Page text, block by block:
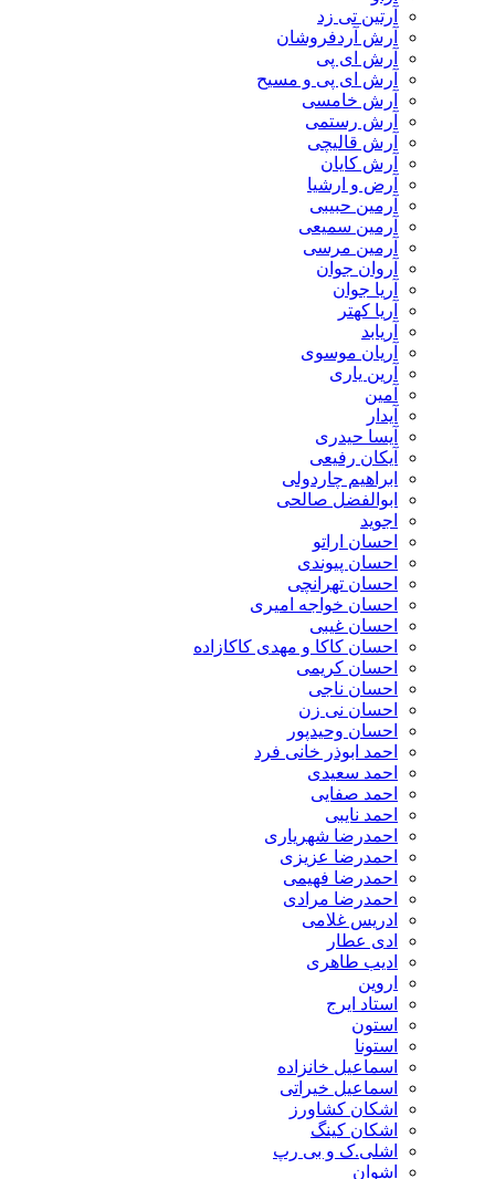
آرتین تی زد
آرش آردفروشان
آرش ای پی
آرش ای پی و مسیح
آرش خامسی
آرش رستمی
آرش قالیچی
آرش کایان
​آرض و ارشیا
آرمین حبیبی
آرمین سمیعی
آرمین مرسی
آروان جوان
آریا جوان
آریا کهتر
آریان موسوی
آرین یاری
آیسا حیدری
آیکان رفیعی
ابراهیم چاردولی
ابوالفضل صالحی
احسان اراتو
احسان پیوندی
احسان تهرانچی
احسان خواجه امیری
احسان غیبی
احسان کاکا و مهدی کاکازاده
احسان کریمی
احسان ناجی
احسان نی زن
احسان وحیدپور
احمد ابوذر خانی فرد
احمد سعیدی
احمد صفایی
احمد نایبی
احمدرضا شهریاری
احمدرضا عزیزی
احمدرضا فهیمی
احمدرضا مرادی
ادریس غلامی
ادی عطار
ادیب طاهری
استاد ایرج
اسماعیل خانزاده
اسماعیل خیراتی
اشکان کشاورز
اشکان کینگ
اشلی.ک و بی رپ